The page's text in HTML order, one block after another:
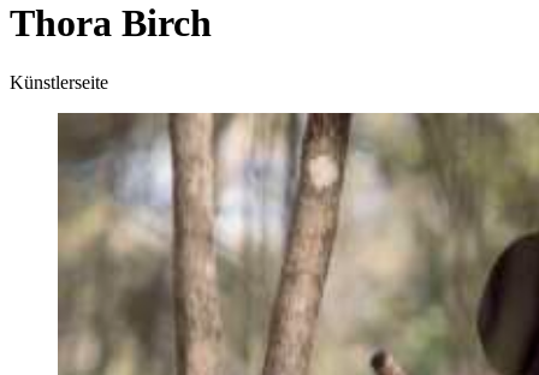
Thora Birch
Künstlerseite